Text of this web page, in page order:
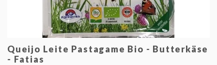
Queijo Leite Pastagame Bio - Butterkäse
- Fatias